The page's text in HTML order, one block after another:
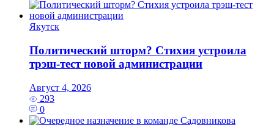
Якутск
Политический шторм? Стихия устроила
трэш-тест новой администрации
Август 4, 2026
293
0